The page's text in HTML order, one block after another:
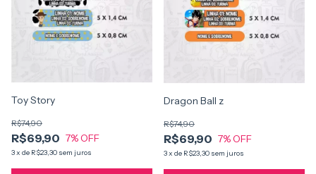
Toy Story
R$69,90
R$74,90
7% OFF
3x de R$23,30 sem juros
Dragon Ball z
R$69,90
R$74,90
7% OFF
3x de R$23,30 sem juros